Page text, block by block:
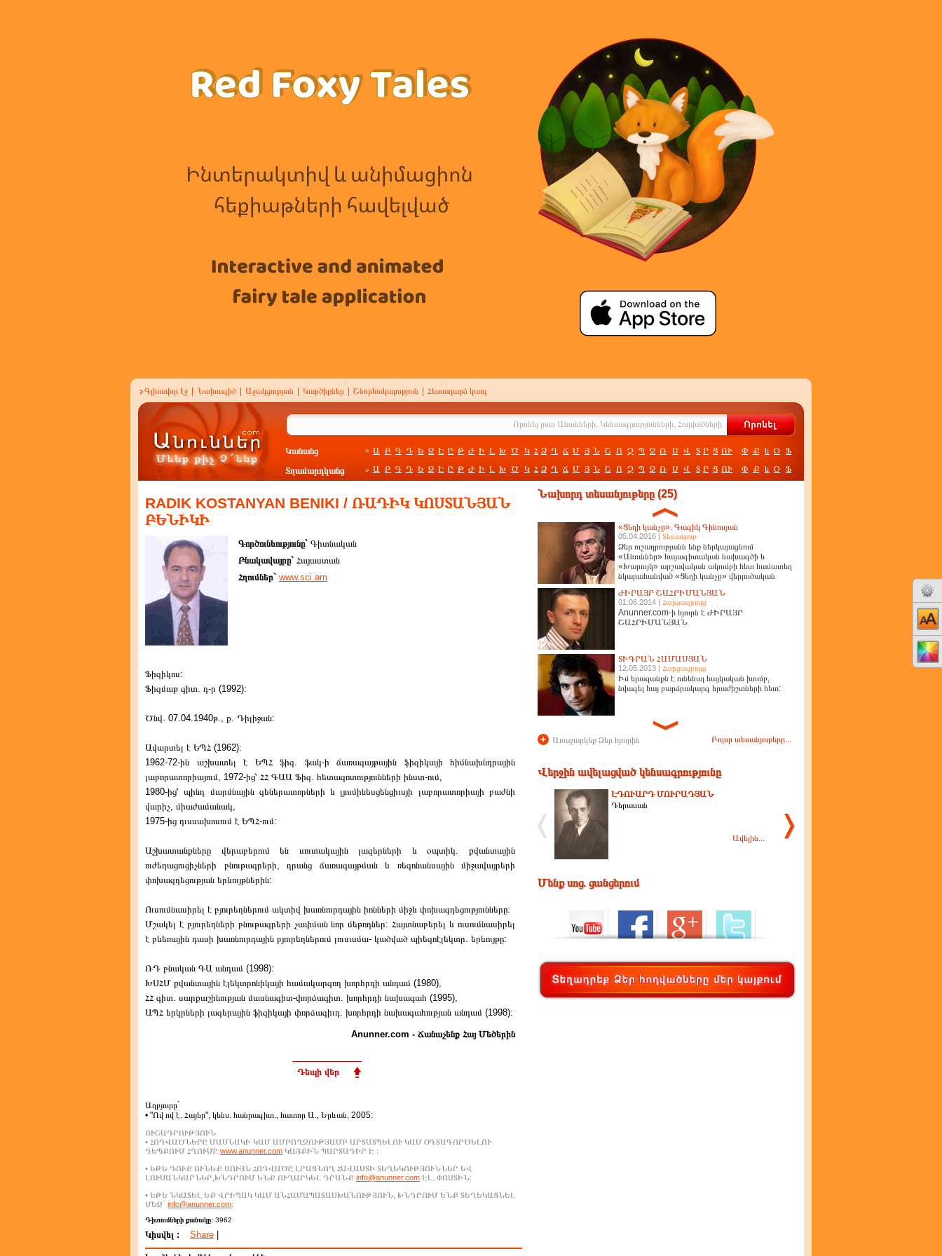
Գլխավոր էջ Նախագիծ Աջակցություն Կարծիքներ Շնորհակալություն Հետադարձ կապ
Կանանց » Ա Բ Գ Դ Ե Զ Է Ը Թ Ժ Ի Լ Խ Ծ Կ Հ Ձ Ղ Ճ Մ Յ Ն Շ Ո Չ Պ Ջ Ռ Ս Վ Տ Ր Ց ՈՒ Փ Ք և Օ Ֆ
Տղամարդկանց » Ա Բ Գ Դ Ե Զ Է Ը Թ Ժ Ի Լ Խ Ծ Կ Հ Ձ Ղ Ճ Մ Յ Ն Շ Ո Չ Պ Ջ Ռ Ս Վ Տ Ր Ց ՈՒ Փ Ք և Օ Ֆ
RADIK KOSTANYAN BENIKI / ՌԱԴԻԿ ԿՈՍՏԱՆՅԱՆ
ԲԵՆԻԿԻ
Գործունեությունը` Գիտնական
Բնակավայրը` Հայաստան
Հղումներ` www.sci.am
Ֆիզիկոս:
Ֆիզմաթ գիտ. դ-ր (1992):
Ծնվ. 07.04.1940թ., ք. Դիլիջան:
Ավարտել է ԵՊՀ (1962):
1962-72-ին աշխատել է ԵՊՀ ֆիզ. ֆակ-ի ճառագայթային ֆիզիկայի հիմնախնդրային
լաբորատորիայում, 1972-ից՝ ՀՀ ԳԱԱ Ֆիզ. հետազոտությունների ինստ-ում,
1980-ից՝ պինդ մարմնային գեներատորների և լյումինեսցենցիւսյի լաբորատորիայի բաժնի
վարիչ, միաժամանակ,
1975-ից դւսսախոսում է ԵՊՀ-ում:
Աշխատանքները վերաբերում են սուտակային լազերների և օպտիկ. քվանտային
ուժեղացուցիչների բնութագրերի, դրանց ճառագայթման և ռեզոնանսային միջավայրերի
փոխազդեցության երևույթներին:
Ուսումնասիրել է բյուրեղներում ակտիվ խառնուրդային իոնների միջև փոխազդեցությունները:
Մշակել է բյուրեղների բնութագրերի չափման նոր մեթոդներ: Հայտնաբերել և ուսումնասիրել
է բևեռային դասի խառնուրդային բյուրեղներում լուսւսմա- կածված պիեզոէլեկտր. երևույթը:
ՌԴ բնական ԳԱ անդամ (1998):
ԽՍՀՄ քվանտային էլեկտրոնիկայի համակարգող խորհրդի անդամ (1980),
ՀՀ գիտ. սարքաշինության մասնագիտ-փորձագիտ. խորհրդի նախագահ (1995),
ԱՊՀ երկրների լազերային ֆիզիկայի փորձագիւդ. խորհրդի նախագահության անդամ (1998):
Anunner.com - Ճանաչենք Հայ Մեծերին
Դեպի վեր
Աղբյուրը`
• "Ով ով է. Հայեր", կենս. հանրագիտ., հատոր Ա., Երևան, 2005:
ՈՒՇԱԴՐՈՒԹՅՈՒՆ
• ՀՈԴՎԱԾՆԵՐԸ ՄԱՍՆԱԿԻ ԿԱՄ ԱՄԲՈՂՋՈՒԹՅԱՄԲ ԱՐՏԱՏՊԵԼՈՒ ԿԱՄ ՕԳՏԱԳՈՐԾԵԼՈՒ
ԴԵՊՔՈՒՄ ՀՂՈՒՄԸ www.anunner.com ԿԱՅՔԻՆ ՊԱՐՏԱԴԻՐ Է :
• ԵԹԵ ԴՈՒՔ ՈՒՆԵՔ ՍՈՒՅՆ ՀՈԴՎԱԾԸ ԼՐԱՑՆՈՂ ՀԱՎԱՍՏԻ ՏԵՂԵԿՈՒԹՅՈՒՆՆԵՐ ԵՎ
ԼՈՒՍԱՆԿԱՐՆԵՐ,ԽՆԴՐՈՒՄ ԵՆՔ ՈՒՂԱՐԿԵԼ ԴՐԱՆՔ info@anunner.com ԷԼ. ՓՈՍՏԻՆ:
• ԵԹԵ ՆԿԱՏԵԼ ԵՔ ՎՐԻՊԱԿ ԿԱՄ ԱՆՀԱՄԱՊԱՏԱՍԽԱՆՈՒԹՅՈՒՆ, ԽՆԴՐՈՒՄ ԵՆՔ ՏԵՂԵԿԱՑՆԵԼ
ՄԵԶ` info@anunner.com:
Դիտումների քանակը: 3962
Կիսվել : Share
Նախորդ տեսանյութերը (25)
«Ցեղի կանչը». Գագիկ Գինոսյան
05.04.2016 | Տեսանյութ
Ձեր ուշադրությանն ենք ներկայացնում
«Անուններ» հայագիտական նախագծի և
«Խարույկ» արշավական ակումբի հետ համատեղ
նկարահանված «Ցեղի կանչը» վերլուծական
ԺԻՐԱՅՐ ՇԱՀՐԻՄԱՆՅԱՆ
01.06.2014 | Հարցազրույց
Anunner.com-ի հյուրն է ԺԻՐԱՅՐ
ՇԱՀՐԻՄԱՆՅԱՆ
ՏԻԳՐԱՆ ՀԱՄԱՍՅԱՆ
12.05.2013 | Հարցազրույց
Իմ երազանքն է ունենալ հայկական խումբ,
նվագել հայ բարձրակարգ երաժիշտների հետ:
+ Առաջարկեք Ձեր հյուրին Բոլոր տեսանյութերը...
Վերջին ավելացված կենսագրությունը
ԷԴՈՒԱՐԴ ՄՈՒՐԱԴՅԱՆ
Դերասան
Ավելին...
Մենք սոց. ցանցերում